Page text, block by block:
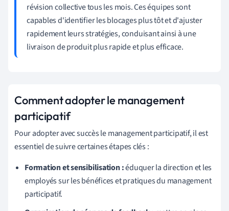
révision collective tous les mois. Ces équipes sont
capables d'identifier les blocages plus tôt et d'ajuster
rapidement leurs stratégies, conduisant ainsi à une
livraison de produit plus rapide et plus efficace.
Comment adopter le management
participatif
Pour adopter avec succès le management participatif, il est
essentiel de suivre certaines étapes clés :
Formation et sensibilisation :éduquer la direction et les
employés sur les bénéfices et pratiques du management
participatif.